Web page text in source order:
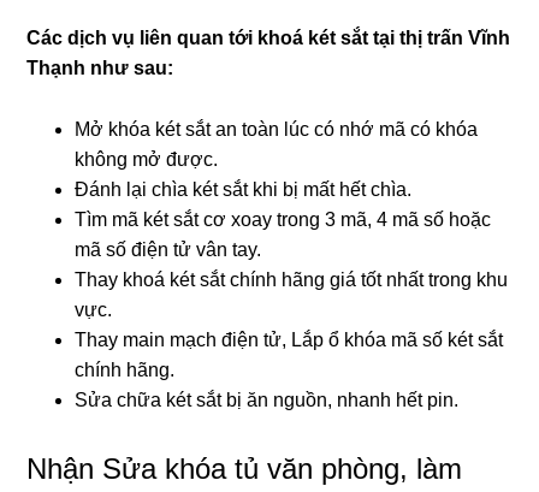
Các dịch vụ liên quan tới khoá két sắt tại thị trấn Vĩnh
Thạnh như sau:
Mở khóa két sắt an toàn lúc có nhớ mã có khóa
không mở được.
Đánh lại chìa két sắt khi bị mất hết chìa.
Tìm mã két sắt cơ xoay trong 3 mã, 4 mã số hoặc
mã số điện tử vân tay.
Thay khoá két sắt chính hãng giá tốt nhất trong khu
vực.
Thay main mạch điện tử, Lắp ổ khóa mã số két sắt
chính hãng.
Sửa chữa két sắt bị ăn nguồn, nhanh hết pin.
Nhận Sửa khóa tủ văn phòng, làm